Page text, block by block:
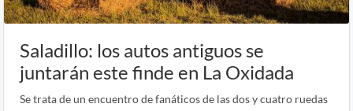
Saladillo: los autos antiguos se
juntarán este finde en La Oxidada
Se trata de un encuentro de fanáticos de las dos y cuatro ruedas